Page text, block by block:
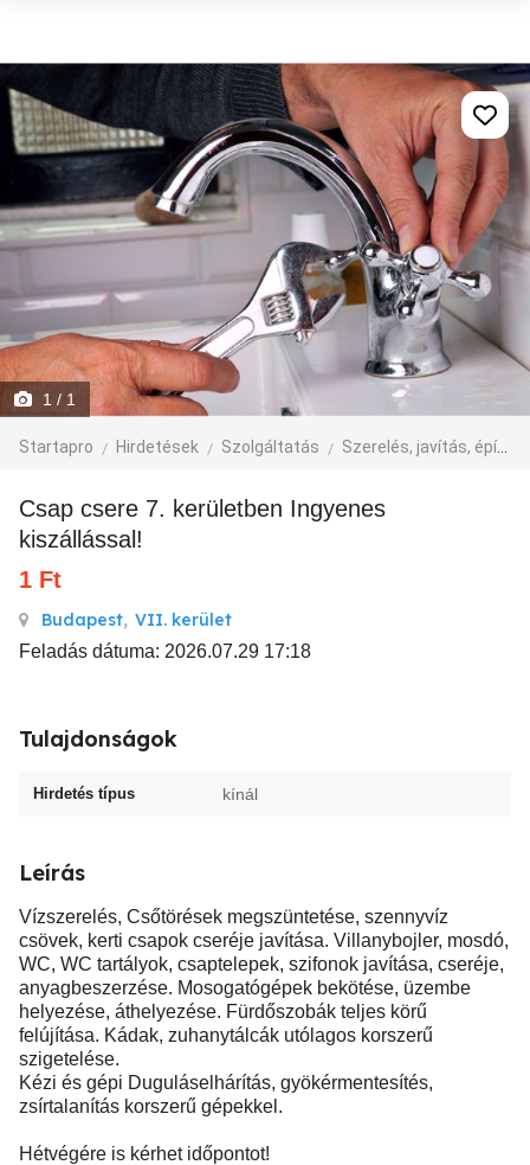
1 / 1
Startapro Hirdetések Szolgáltatás Szerelés, javítás, építkezés
Csap csere 7. kerületben Ingyenes
kiszállással!
1 Ft
Budapest, VII. kerület
Feladás dátuma: 2026.07.29 17:18
Tulajdonságok
Hirdetés típus kínál
Leírás
Vízszerelés, Csőtörések megszüntetése, szennyvíz
csövek, kerti csapok cseréje javítása. Villanybojler, mosdó,
WC, WC tartályok, csaptelepek, szifonok javítása, cseréje,
anyagbeszerzése. Mosogatógépek bekötése, üzembe
helyezése, áthelyezése. Fürdőszobák teljes körű
felújítása. Kádak, zuhanytálcák utólagos korszerű
szigetelése.
Kézi és gépi Duguláselhárítás, gyökérmentesítés,
zsírtalanítás korszerű gépekkel.
Hétvégére is kérhet időpontot!